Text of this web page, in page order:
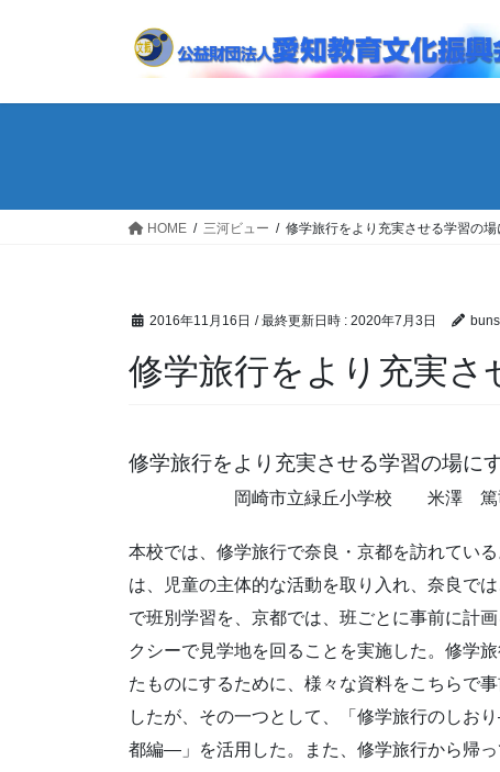
HOME 三河ビュー 修学旅行をより充実させる学習の場
2016年11月16日 / 最終更新日時 : 2020年7月3日
修学旅行をより充実
修学旅行をより充実させる学習の場に
岡崎市立緑丘小学校 米澤 篤
本校では、修学旅行で奈良・京都を訪れてい
は、児童の主体的な活動を取り入れ、奈良で
で班別学習を、京都では、班ごとに事前に計
クシーで見学地を回ることを実施した。修学
たものにするために、様々な資料をこちらで
したが、その一つとして、「修学旅行のしお
都編―」を活用した。また、修学旅行から帰